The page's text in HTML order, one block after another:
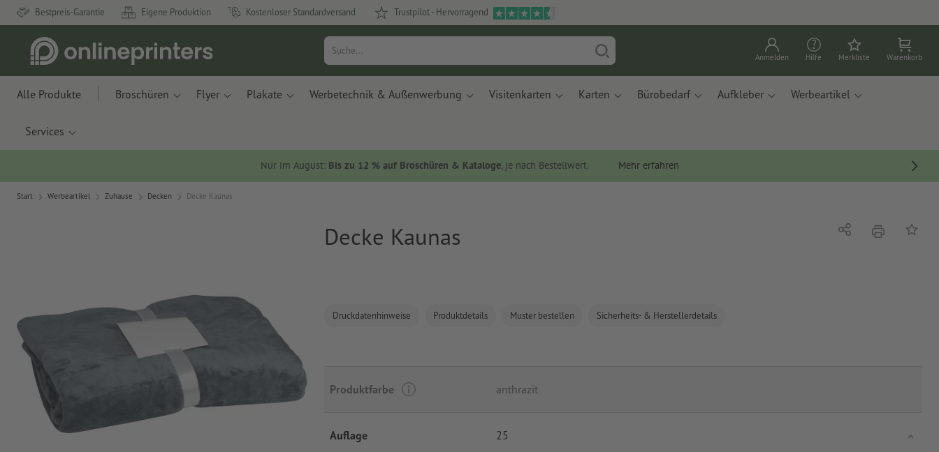
Bestpreis-Garantie Eigene Produktion Kostenloser Standardversand Trustpilot - Hervorragend
Anmelden Hilfe Merkliste Warenkorb
Alle Produkte Broschüren Flyer Plakate Werbetechnik & Außenwerbung Visitenkarten Karten Bürobedarf Aufkleber Werbeartikel
Services
Nur im August: Bis zu 12 % auf Broschüren & Kataloge, je nach Bestellwert. Mehr erfahren
Start Werbeartikel Zuhause Decken Decke Kaunas
Decke Kaunas
Druckdatenhinweise Produktdetails Muster bestellen Sicherheits- & Herstellerdetails
Teilen DruckenAuf
Produktfarbe anthrazit
Auflage 25